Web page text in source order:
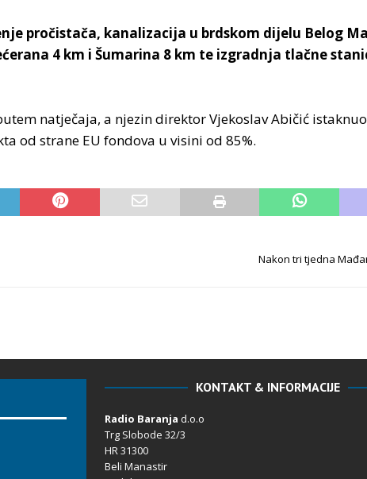
pročistača, kanalizacija u brdskom dijelu Belog
4 km i Šumarina 8 km te izgradnja tlačne
natječaja, a njezin direktor Vjekoslav Abičić
od strane EU fondova u visini od 85%.
Nakon tri tjedna
KONTAKT & INFORMACIJE
Radio Baranja d.o.o
Trg Slobode 32/3
HR 31300
Beli Manastir